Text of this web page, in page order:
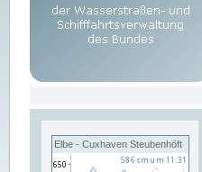
Elbe - Cuxhaven Steubenhöft